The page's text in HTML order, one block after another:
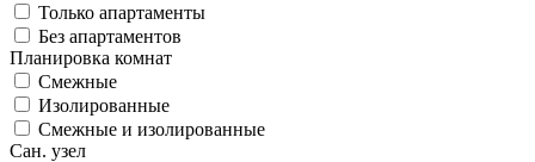
Только апартаменты
Без апартаментов
Планировка комнат
Смежные
Изолированные
Смежные и изолированные
Сан. узел